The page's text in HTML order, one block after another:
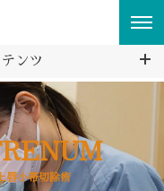
ンツ
唇小帯切除術